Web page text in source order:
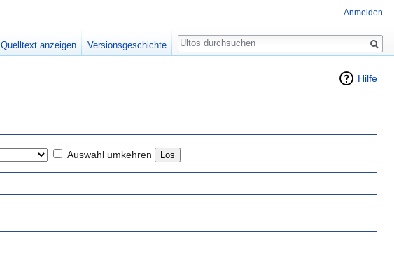
Hilfe
Auswahl umkehren
Anmelden
Quelltext anzeigen Versionsgeschichte
Suche